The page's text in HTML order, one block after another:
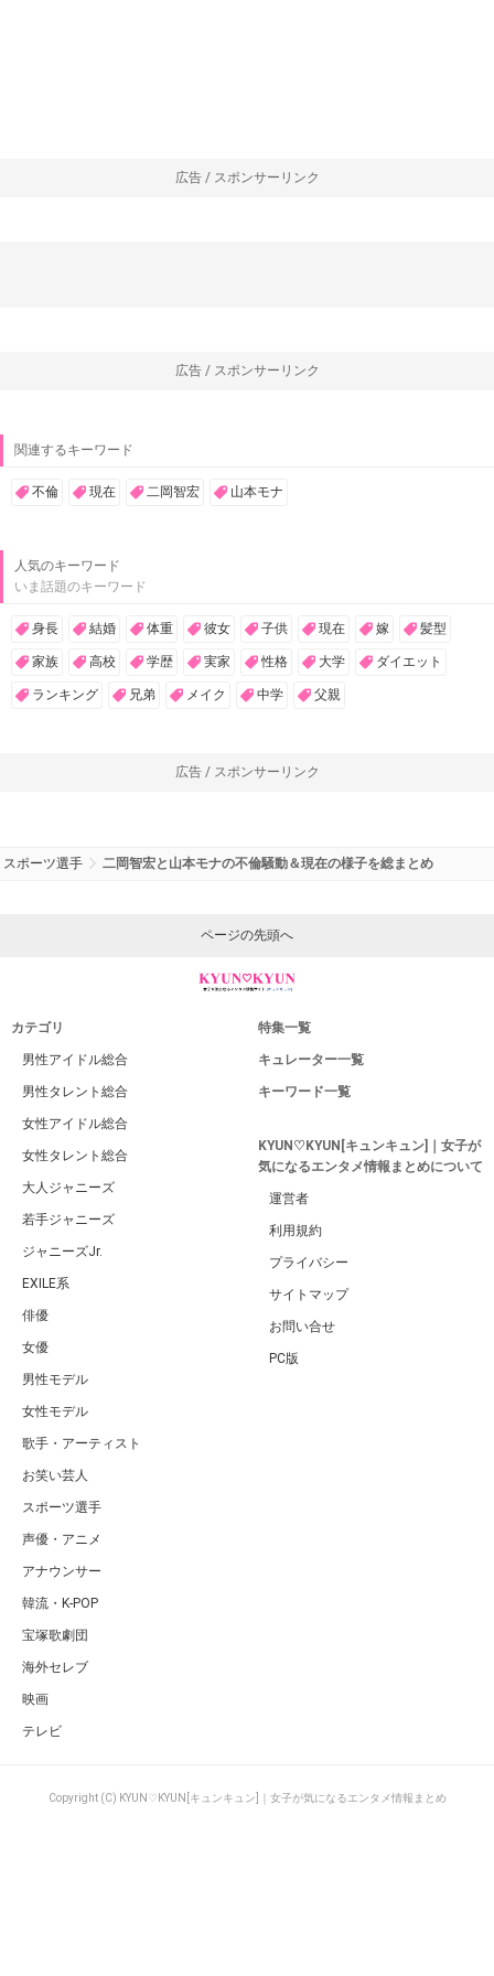
広告 / スポンサーリンク
広告 / スポンサーリンク
関連するキーワード
不倫 現在 二岡智宏 山本モナ
人気のキーワード
いま話題のキーワード
身長 結婚 体重 彼女 子供 現在 嫁 髪型
家族 高校 学歴 実家 性格 大学 ダイエット
ランキング 兄弟 メイク 中学 父親
広告 / スポンサーリンク
スポーツ選手 二岡智宏と山本モナの不倫騒動＆現在の様子を総まとめ
ページの先頭へ
カテゴリ
男性アイドル総合
男性タレント総合
女性アイドル総合
女性タレント総合
大人ジャニーズ
若手ジャニーズ
ジャニーズJr.
EXILE系
俳優
女優
男性モデル
女性モデル
歌手・アーティスト
お笑い芸人
スポーツ選手
声優・アニメ
アナウンサー
韓流・K-POP
宝塚歌劇団
海外セレブ
映画
テレビ
特集一覧
キュレーター一覧
キーワード一覧
KYUN♡KYUN[キュンキュン]｜女子が
気になるエンタメ情報まとめについて
運営者
利用規約
プライバシー
サイトマップ
お問い合せ
PC版
Copyright (C) KYUN♡KYUN[キュンキュン]｜女子が気になるエンタメ情報まとめ